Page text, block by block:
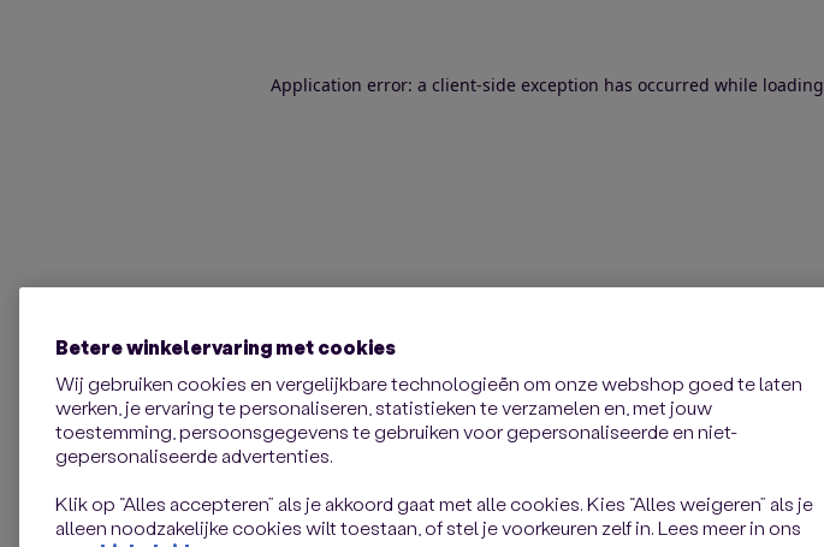
Application error: a client-side exception has occurred while loading
Betere winkelervaring met cookies
Wij gebruiken cookies en vergelijkbare technologieën om onze webshop goed te laten
werken, je ervaring te personaliseren, statistieken te verzamelen en, met jouw
toestemming, persoonsgegevens te gebruiken voor gepersonaliseerde en niet-
gepersonaliseerde advertenties.
Klik op “Alles accepteren” als je akkoord gaat met alle cookies. Kies “Alles weigeren” als je
alleen noodzakelijke cookies wilt toestaan, of stel je voorkeuren zelf in. Lees meer in ons